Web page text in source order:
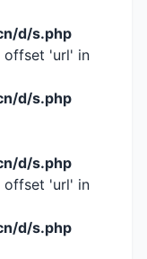
d/s.php
offset 'url' in
d/s.php
d/s.php
offset 'url' in
d/s.php